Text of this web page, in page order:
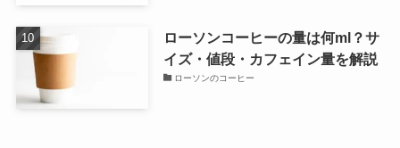
ローソンコーヒーの量は何ml？サ
イズ・値段・カフェイン量を解説
ローソンのコーヒー